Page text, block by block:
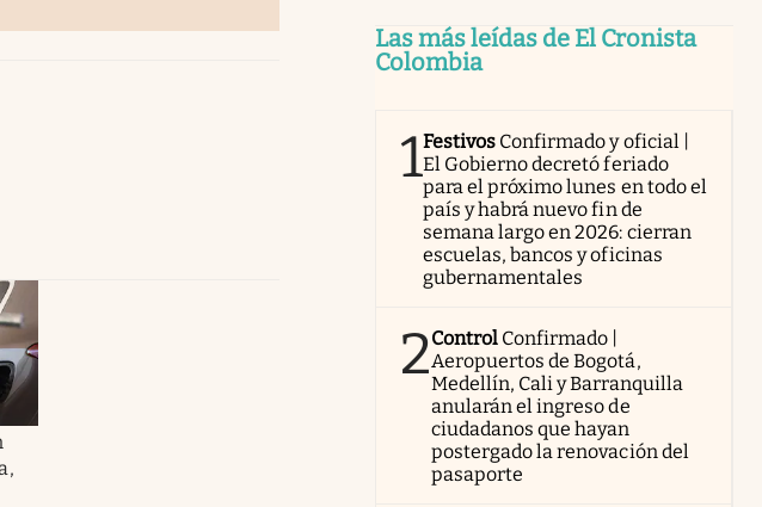
Las más leídas de El Cronista
Colombia
1Festivos Confirmado y oficial |
El Gobierno decretó feriado
para el próximo lunes en todo el
país y habrá nuevo fin de
semana largo en 2026: cierran
escuelas, bancos y oficinas
gubernamentales
2Control Confirmado |
Aeropuertos de Bogotá,
Medellín, Cali y Barranquilla
anularán el ingreso de
ciudadanos que hayan
postergado la renovación del
pasaporte